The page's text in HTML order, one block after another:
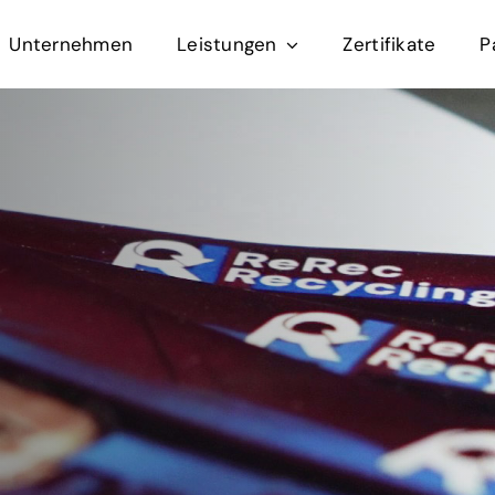
Unternehmen Leistungen Zertifikate